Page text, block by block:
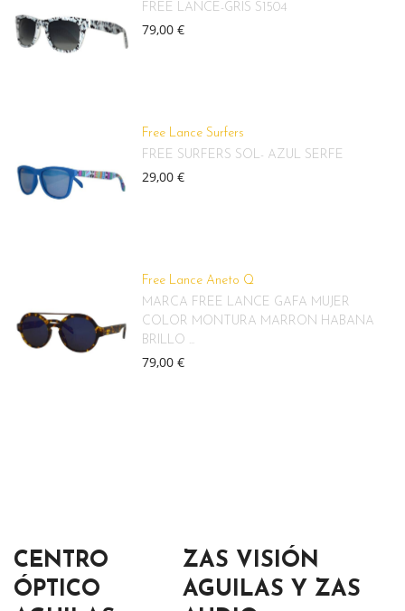
FREE LANCE-GRIS S1504
79,00 €
Free Lance Surfers
FREE SURFERS SOL- AZUL SERFE
29,00 €
Free Lance Aneto Q
MARCA FREE LANCE GAFA MUJER
COLOR MONTURA MARRON HABANA
BRILLO ...
79,00 €
CENTRO
ÓPTICO
ZAS VISIÓN
AGUILAS Y ZAS